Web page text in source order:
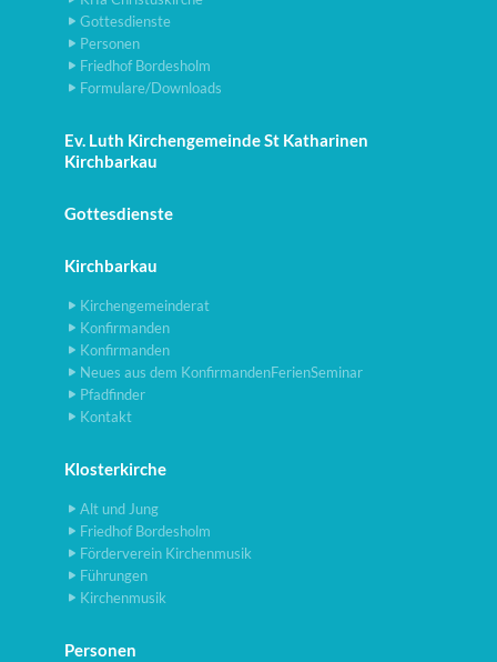
Gottesdienste
Personen
Friedhof Bordesholm
Formulare/Downloads
Ev. Luth Kirchengemeinde St Katharinen
Kirchbarkau
Gottesdienste
Kirchbarkau
Kirchengemeinderat
Konfirmanden
Konfirmanden
Neues aus dem KonfirmandenFerienSeminar
Pfadfinder
Kontakt
Klosterkirche
Alt und Jung
Friedhof Bordesholm
Förderverein Kirchenmusik
Führungen
Kirchenmusik
Personen